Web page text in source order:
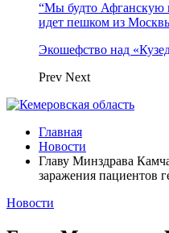
“Мы будто Афганскую
идет пешком из
Экошефство над
Prev Next
Главная
Новости
Главу Минздрава
заражения пациентов
Новости